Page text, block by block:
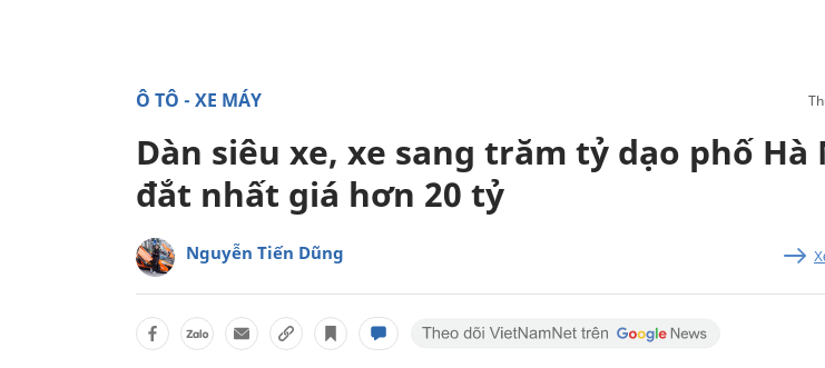
Ô TÔ - XE MÁY
Dàn siêu xe, xe sang trăm tỷ dạo phố Hà
đắt nhất giá hơn 20 tỷ
Nguyễn Tiến Dũng